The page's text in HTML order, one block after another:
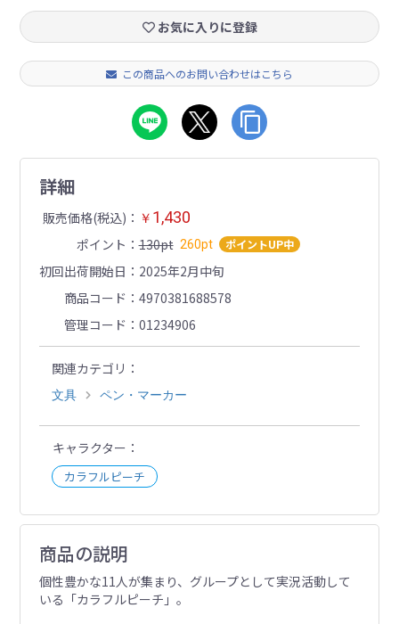
お気に入りに登録
この商品へのお問い合わせはこちら
詳細
販売価格(税込) ￥ 1,430
ポイント 130pt 260pt ポイントUP中
初回出荷開始日
2025年2月中旬
商品コード
4970381688578
管理コード
01234906
関連カテゴリ
文具 ペン・マーカー
キャラクター
カラフルピーチ
商品の説明
個性豊かな11人が集まり、グループとして実況活動して
いる「カラフルピーチ」。